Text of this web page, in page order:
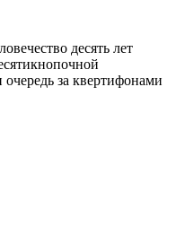
десять лет
очередь за квертифонами